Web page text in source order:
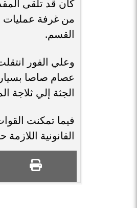
كان قد تلقى
من غرفة عمليات
القسم.
وعلي الفور
عصام صاصا
الجثة إلي ثلاجة
فيما تمكنت
القانونية